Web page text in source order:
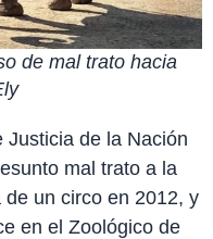
de mal trato hacia
Justicia de la Nación
mal trato a la
un circo en 2012, y
en el Zoológico de